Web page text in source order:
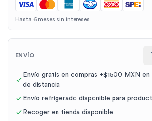
Hasta 6 meses sin intereses
ENVÍO
Envío gratis en compras +$1500 MXN
de distancia
Envío refrigerado disponible para
Recoger en tienda disponible